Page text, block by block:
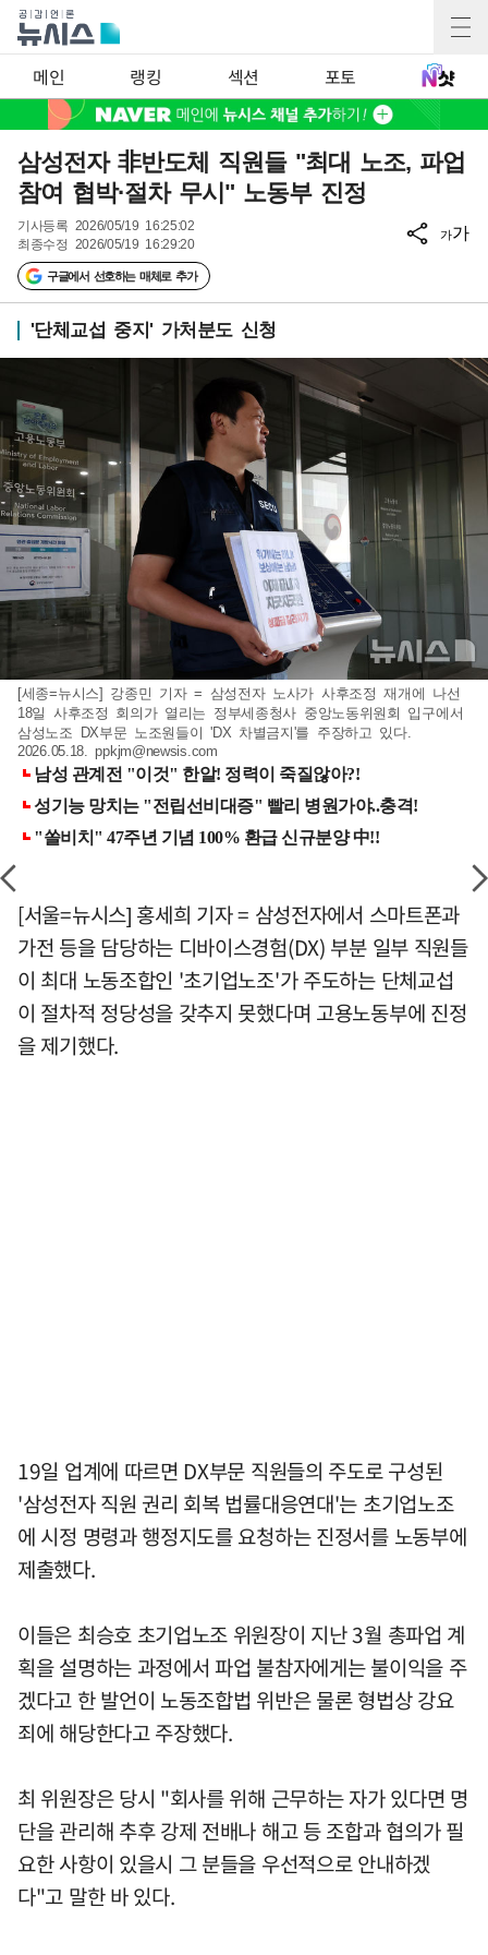
메인 랭킹 섹션 포토
삼성전자 非반도체 직원들 "최대 노조, 파업
참여 협박·절차 무시" 노동부 진정
기사등록 2026/05/19 16:25:02
최종수정 2026/05/19 16:29:20
구글에서 선호하는 매체로 추가
가가
'단체교섭 중지' 가처분도 신청
[세종=뉴시스] 강종민 기자 = 삼성전자 노사가 사후조정 재개에 나선
18일 사후조정 회의가 열리는 정부세종청사 중앙노동위원회 입구에서
삼성노조 DX부문 노조원들이 'DX 차별금지'를 주장하고 있다.
2026.05.18.ppkjm@newsis.com
[서울=뉴시스] 홍세희 기자 = 삼성전자에서 스마트폰과
가전 등을 담당하는 디바이스경험(DX) 부분 일부 직원들
이 최대 노동조합인 '초기업노조'가 주도하는 단체교섭
이 절차적 정당성을 갖추지 못했다며 고용노동부에 진정
을 제기했다.
19일 업계에 따르면 DX부문 직원들의 주도로 구성된
'삼성전자 직원 권리 회복 법률대응연대'는 초기업노조
에 시정 명령과 행정지도를 요청하는 진정서를 노동부에
제출했다.
이들은 최승호 초기업노조 위원장이 지난 3월 총파업 계
획을 설명하는 과정에서 파업 불참자에게는 불이익을 주
겠다고 한 발언이 노동조합법 위반은 물론 형법상 강요
죄에 해당한다고 주장했다.
최 위원장은 당시 "회사를 위해 근무하는 자가 있다면 명
단을 관리해 추후 강제 전배나 해고 등 조합과 협의가 필
요한 사항이 있을시 그 분들을 우선적으로 안내하겠
다"고 말한 바 있다.